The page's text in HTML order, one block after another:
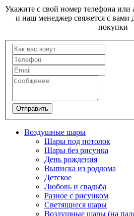
Укажите с свой номер телефона или
и наш менеджер свяжется с вами
покупки
Отправить
Воздушные шары
Шары под потолок
Шары без рисунка
День рождения
Выписка из роддома
Детское
Любовь и свадьба
Разное с рисунком
Светящиеся шары
Воздушные шары (на